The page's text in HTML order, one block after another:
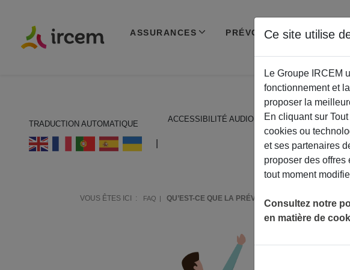
ASSURANCES PRÉVOYANCE
TRADUCTION AUTOMATIQUE
ACCESSIBILITÉ AUDIO
VOUS ÊTES ICI : FAQ QU’EST-CE QUE LA PRÉVOYANCE COLLECTIVE ?
Ce site utilise
Le Groupe IRCEM
fonctionnement et
proposer la
En cliquant sur
cookies ou
et ses partenaires
proposer des offres
tout moment
Consultez notre
en matière de